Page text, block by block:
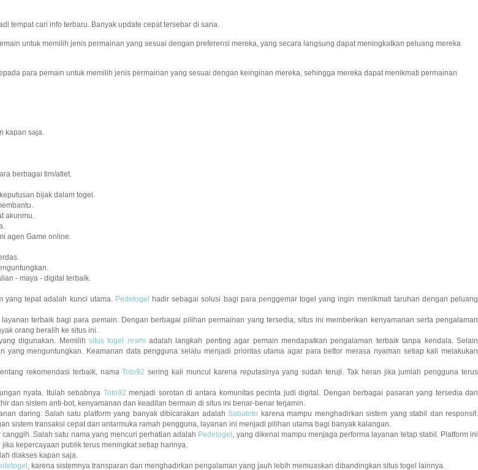
tempat cari info terbaru. Banyak update cepat tersebar di sana.
untuk memilih jenis permainan yang sesuai dengan preferensi mereka, yang secara langsung dapat meningkatkan peluang mereka
para pemain untuk memilih jenis permainan yang sesuai dengan keinginan mereka, sehingga mereka dapat menikmati permainan
kapan saja.
berbagai tim/atlet.
bijak dalam togel.
akunmu.
agen Game online.
- maya - digital terbaik.
yang tepat adalah kunci utama. Pedetogel
hadir sebagai solusi bagi para penggemar togel yang ingin menikmati taruhan dengan peluang
terbaik bagi para pemain. Dengan berbagai pilihan permainan yang tersedia, situs ini memberikan kenyamanan serta pengalaman
orang beralih ke situs ini.
digunakan. Memilih situs togel resmi adalah langkah penting agar pemain mendapatkan pengalaman terbaik tanpa kendala. Selain
menguntungkan. Keamanan data pengguna selalu menjadi prioritas utama agar para bettor merasa nyaman setiap kali melakukan
rekomendasi terbaik, namaToto92 sering kali muncul karena reputasinya yang sudah teruji. Tak heran jika jumlah pengguna terus
nyata. Itulah sebabnya Toto92 menjadi sorotan di antara komunitas pecinta judi digital. Dengan berbagai pasaran yang tersedia dan
dan sistem anti-bot, kenyamanan dan keadilan bermain di situs ini benar-benar terjamin.
daring. Salah satu platform yang banyak dibicarakan adalahSabatoto karena mampu menghadirkan sistem yang stabil dan responsif.
sistem transaksi cepat dan antarmuka ramah pengguna, layanan ini menjadi pilihan utama bagi banyak kalangan.
Salah satu nama yang mencuri perhatian adalah Pedetogel , yang dikenal mampu menjaga performa layanan tetap stabil. Platform ini
kepercayaan publik terus meningkat setiap harinya.
diakses kapan saja.
, karena sistemnya transparan dan menghadirkan pengalaman yang jauh lebih memuaskan dibandingkan situs togel lainnya.